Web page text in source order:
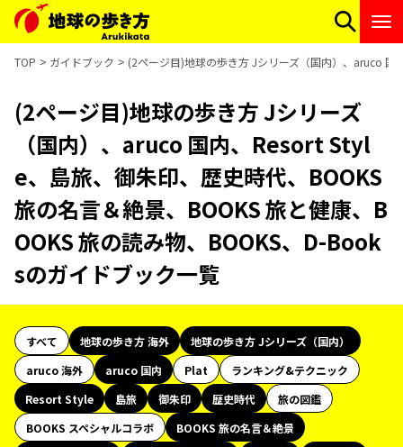
TOP ガイドブック (2ページ目)地球の歩き方 Jシリーズ（国内）、aruco 国
(2ページ目)地球の歩き方 Jシリーズ
（国内）、aruco 国内、Resort Styl
e、島旅、御朱印、歴史時代、BOOKS
旅の名言＆絶景、BOOKS 旅と健康、B
OOKS 旅の読み物、BOOKS、D-Book
sのガイドブック一覧
すべて 地球の歩き方 海外
地球の歩き方 Jシリーズ（国内）
aruco 海外
aruco 国内 Plat
ランキング&テクニック
Resort Style
島旅 御朱印 歴史時代
旅の図鑑
BOOKS スペシャルコラボ
BOOKS 旅の名言＆絶景